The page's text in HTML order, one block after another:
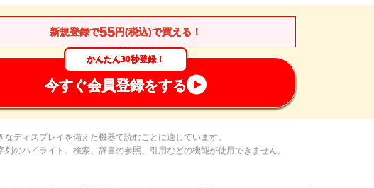
新規登録で55円(税込)で買える！
かんたん30秒登録！
今すぐ会員登録をする
ディスプレイを備えた機器で読むことに適しています。
のハイライト、検索、辞書の参照、引用などの機能が使用できません。